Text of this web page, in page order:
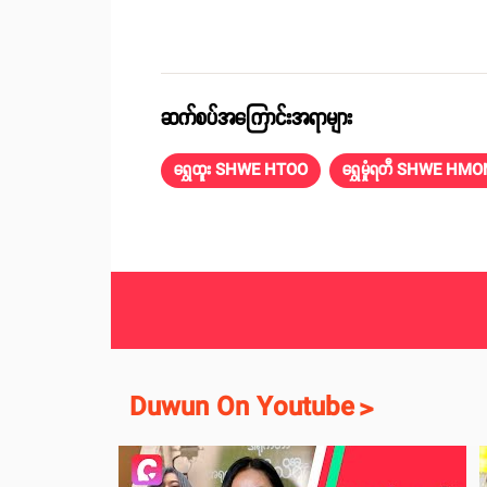
ဆက်စပ်အကြောင်းအရာများ
ရွှေထူး SHWE HTOO ရွှေမှုံရတီ SHWE
Duwun On Youtube>